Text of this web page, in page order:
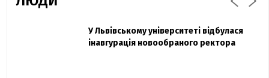
Павло Дак
Захисник "Азовсталі" Діанов вдруге
одружився та показав фото з весілля
У Львівському університеті відбулася
інавгурація новообраного ректора